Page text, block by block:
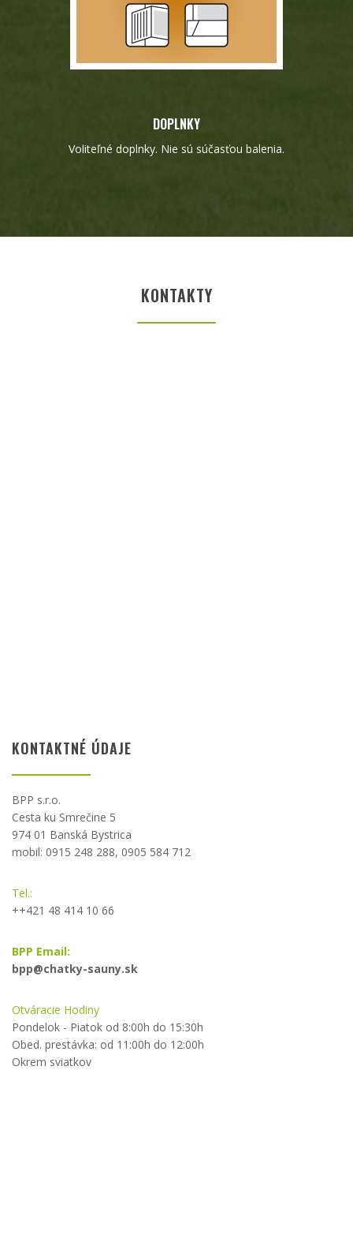
DOPLNKY
Voliteľné doplnky. Nie sú súčasťou balenia.
KONTAKTY
KONTAKTNÉ ÚDAJE
BPP s.r.o.
Cesta ku Smrečine 5
974 01 Banská Bystrica
mobil: 0915 248 288, 0905 584 712
Tel.:
++421 48 414 10 66
BPP Email:
bpp@chatky-sauny.sk
Otváracie Hodiny
Pondelok - Piatok od 8:00h do 15:30h
Obed. prestávka: od 11:00h do 12:00h
Okrem sviatkov